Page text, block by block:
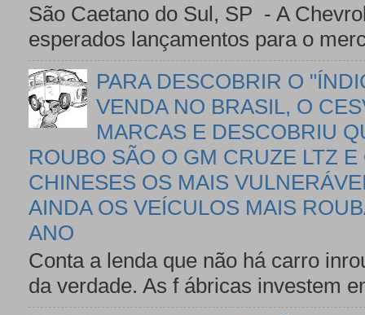
São Caetano do Sul, SP - A
esperados lançamentos para o
PARA DESCOBRIR O
VENDA NO BRASIL, O
MARCAS E DESCOBRIU
ROUBO SÃO O GM CRUZE LTZ
CHINESES OS MAIS
AINDA OS VEÍCULOS MAIS
ANO
Conta a lenda que não há carro
da verdade. As f ábricas investem